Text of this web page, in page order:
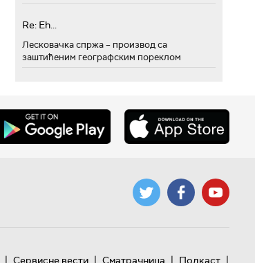
Re: Eh...
Лесковачка спржа – производ са
заштићеним географским пореклом
| Сервисне вести | Сматрачница | Подкаст |